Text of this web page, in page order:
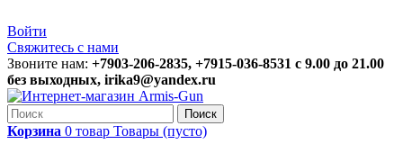
Войти
Свяжитесь с нами
Звоните нам: +7903-206-2835, +7915-036-8531 с 9.00 до 21.00
без выходных, irika9@yandex.ru
Поиск
Корзина 0 товар Товары (пусто)